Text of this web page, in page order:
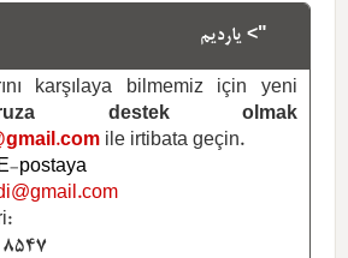
"> یاردیم
karşılaya bilmemiz için yeni
destek olmak
ile irtibata geçin.
E-postaya
8547